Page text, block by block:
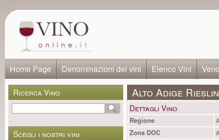
Home Page Denominazioni dei vini Elenco Vini
Ricerca Vino
Scegli i nostri vini
Alto Adige
Dettagli Vino
Regione
Zona DOC